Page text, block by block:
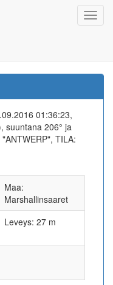
01:36:23,
suuntana 206° ja
TILA:
Maa:
Marshallinsaaret
Leveys: 27 m